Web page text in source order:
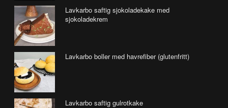
Lavkarbo saftig sjokoladekake med
sjokoladekrem
Lavkarbo boller med havrefiber (glutenfritt)
Lavkarbo saftig gulrotkake